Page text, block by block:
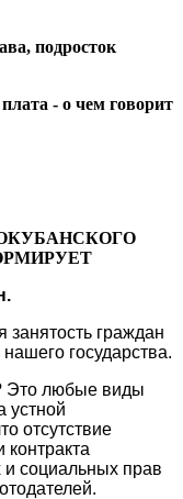
подросток
- о чем говорит
граждан
государства.
Это любые виды
устной
отсутствие
контракта
социальных прав